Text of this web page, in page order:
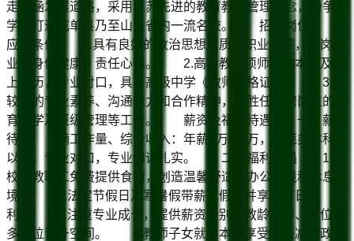
走内涵发展道路，采用江苏先进的教育教学管理理念，力争把
学校打造成单县乃至山东省内一流名校。 招聘岗位
应聘条件 1.具有良好的政治思想素质和职业道德，爱岗敬
业、身体健康、责任心强。 2.高中教师须师范类本科及以
上学历，专业对口，具有高级中学《教师资格证》。 3.有
较强的专业素养、沟通能力和合作精神，能胜任所聘岗位的教
育教学及班级管理等工作。 薪资及福利待遇 一、薪资
待遇 满工作量、综合收入：年薪8万-15万，师范类本科及
以上，专业对口，专业知识扎实。 二、福利待遇 1.学
校为教职工免费提供食宿，创造温馨舒适的办公环境和休息环
境。 2.法定节假日及寒暑假带薪休假，并享有节日福
利。 3.注重专业成长，提供薪资级别、教龄校龄、岗位等
多方位晋升空间。 4.教师子女就读本校享受学费减免政